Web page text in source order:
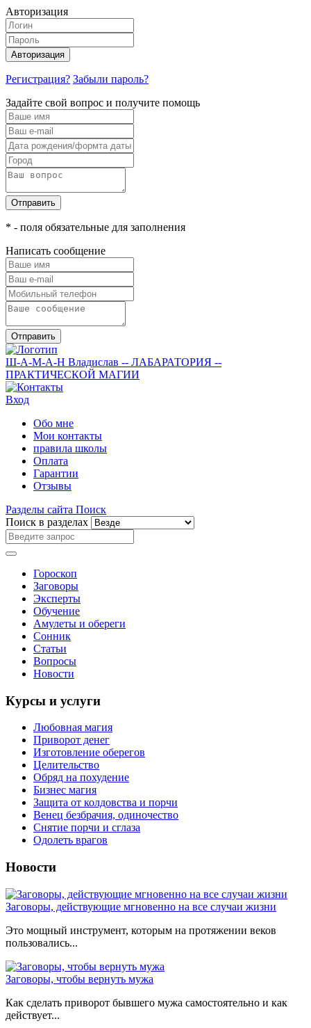
Авторизация
Авторизация
Регистрация? Забыли пароль?
Задайте свой вопрос и получите помощь
Отправить
* - поля обязательные для заполнения
Написать сообщение
Отправить
Ш-А-М-А-Н Владислав -- ЛАБАРАТОРИЯ --
ПРАКТИЧЕСКОЙ МАГИИ
Вход
Обо мне
Мои контакты
правила школы
Оплата
Гарантии
Отзывы
Разделы сайта Поиск
Поиск в разделах
Гороскоп
Заговоры
Эксперты
Обучение
Амулеты и обереги
Сонник
Статьи
Вопросы
Новости
Курсы и услуги
Любовная магия
Приворот денег
Изготовление оберегов
Целительство
Обряд на похудение
Бизнес магия
Защита от колдовства и порчи
Венец безбрачия, одиночество
Снятие порчи и сглаза
Одолеть врагов
Новости
Заговоры, действующие мгновенно на все случаи жизни
Это мощный инструмент, которым на протяжении веков
пользовались...
Заговоры, чтобы вернуть мужа
Как сделать приворот бывшего мужа самостоятельно и как
действует...